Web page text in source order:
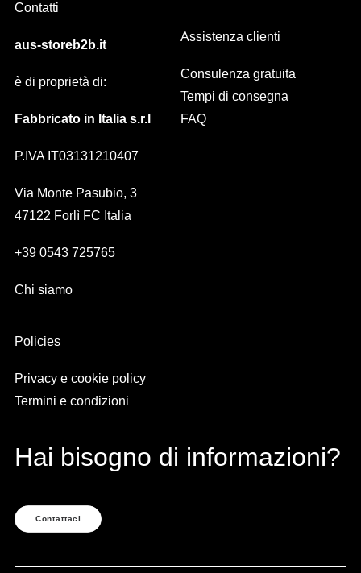
Contatti
aus-storeb2b.it
è di proprietà di:
Fabbricato in Italia s.r.l
P.IVA IT03131210407
Via Monte Pasubio, 3
47122 Forlì FC Italia
+39 0543 725765
Chi siamo
Assistenza clienti
Consulenza gratuita
Tempi di consegna
FAQ
Policies
Privacy e cookie policy
Termini e condizioni
Hai bisogno di informazioni?
Contattaci